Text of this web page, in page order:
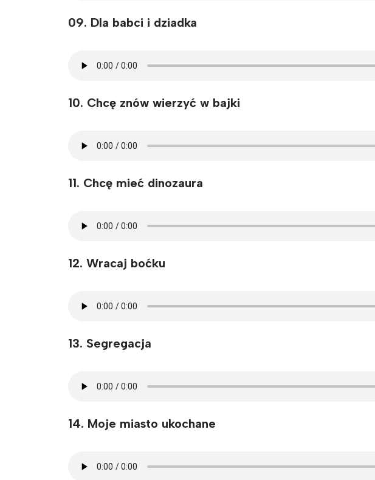
09. Dla babci i dziadka
10. Chcę znów wierzyć w bajki
11. Chcę mieć dinozaura
12. Wracaj boćku
13. Segregacja
14. Moje miasto ukochane